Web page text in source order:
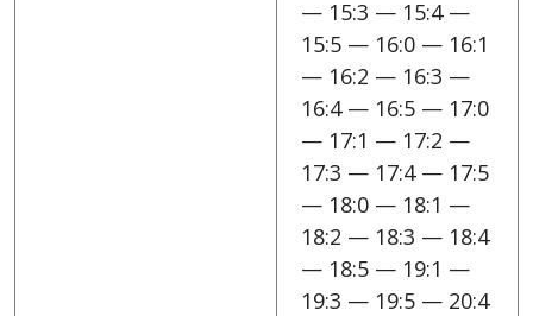
— 15:3 — 15:4 —
15:5 — 16:0 — 16:1
— 16:2 — 16:3 —
16:4 — 16:5 — 17:0
— 17:1 — 17:2 —
17:3 — 17:4 — 17:5
— 18:0 — 18:1 —
18:2 — 18:3 — 18:4
— 18:5 — 19:1 —
19:3 — 19:5 — 20:4